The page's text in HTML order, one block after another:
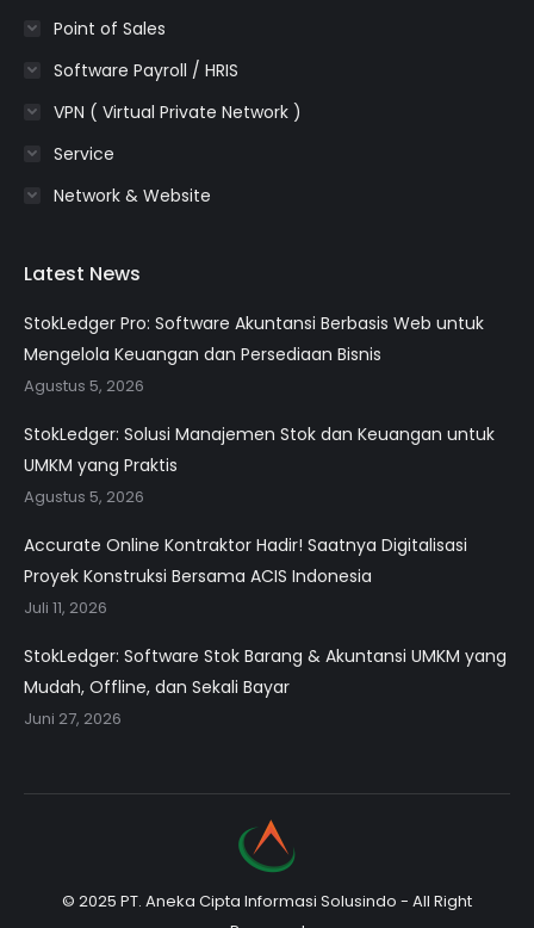
Point of Sales
Software Payroll / HRIS
VPN ( Virtual Private Network )
Service
Network & Website
Latest News
StokLedger Pro: Software Akuntansi Berbasis Web untuk
Mengelola Keuangan dan Persediaan Bisnis
Agustus 5, 2026
StokLedger: Solusi Manajemen Stok dan Keuangan untuk
UMKM yang Praktis
Agustus 5, 2026
Accurate Online Kontraktor Hadir! Saatnya Digitalisasi
Proyek Konstruksi Bersama ACIS Indonesia
Juli 11, 2026
StokLedger: Software Stok Barang & Akuntansi UMKM yang
Mudah, Offline, dan Sekali Bayar
Juni 27, 2026
© 2025 PT. Aneka Cipta Informasi Solusindo - All Right